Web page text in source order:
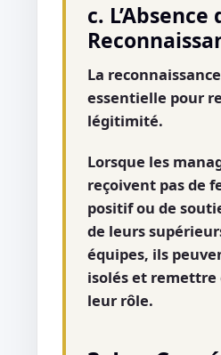
c. L’Absence
La
essentielle pour
légitimité.
Lorsque les
reçoivent pas de
positif ou de
de leurs
équipes, ils
isolés et remettre
leur rôle.